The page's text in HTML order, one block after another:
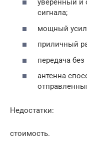
уверенный и
сигнала;
мощный
приличный
передача
антенна
Недостатки:
стоимость.